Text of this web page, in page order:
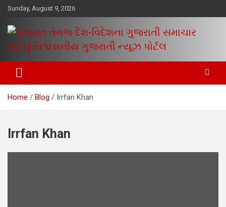
Skip
content
Sunday, August 9, 2026
ગુજરાત તેમજ દેશ-વિદેશના ગુજરાતી
સમાચાર માટેનું વિશ્વસનીય ગુજરાતી
ન્યૂઝ પોર્ટલ
Home Blog Irrfan Khan
Irrfan Khan